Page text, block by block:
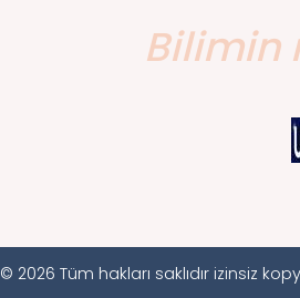
Bilimin
© 2026 Tüm hakları saklıdır izinsiz